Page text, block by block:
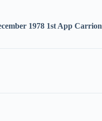
1978 1st App Carrion